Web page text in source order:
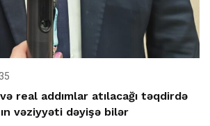
real addımlar atılacağı təqdirdə
vəziyyəti dəyişə bilər